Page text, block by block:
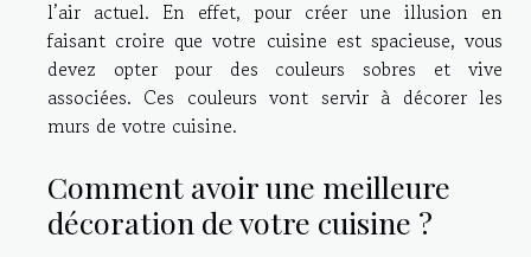
l’air actuel. En effet, pour créer une illusion en
faisant croire que votre cuisine est spacieuse, vous
devez opter pour des couleurs sobres et vive
associées. Ces couleurs vont servir à décorer les
murs de votre cuisine.
Comment avoir une meilleure
décoration de votre cuisine ?